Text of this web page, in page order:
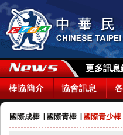
更多訊
棒協簡介 協會訊息
國際成棒 國際青棒 國際青少棒